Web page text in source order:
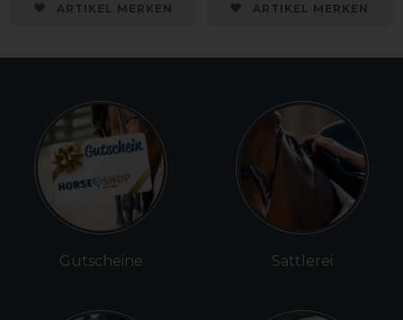
ARTIKEL MERKEN ARTIKEL MERKEN
Gutscheine Sattlerei